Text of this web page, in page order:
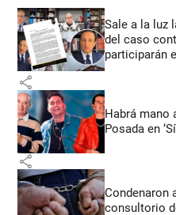
Sale a la luz
del caso
participarán
share
Habrá mano
Posada en
share
Condenaron
consultorio